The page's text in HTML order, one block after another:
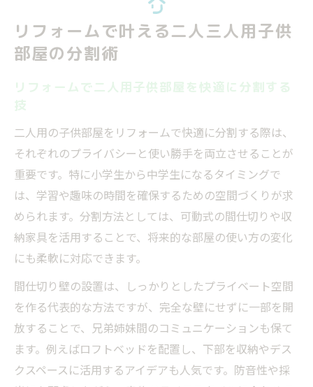
リフォームで叶える二人三人用子供
部屋の分割術
リフォームで二人用子供部屋を快適に分割する
技
二人用の子供部屋をリフォームで快適に分割する際は、
それぞれのプライバシーと使い勝手を両立させることが
重要です。特に小学生から中学生になるタイミングで
は、学習や趣味の時間を確保するための空間づくりが求
められます。分割方法としては、可動式の間仕切りや収
納家具を活用することで、将来的な部屋の使い方の変化
にも柔軟に対応できます。
間仕切り壁の設置は、しっかりとしたプライベート空間
を作る代表的な方法ですが、完全な壁にせずに一部を開
放することで、兄弟姉妹間のコミュニケーションも保て
ます。例えばロフトベッドを配置し、下部を収納やデス
クスペースに活用するアイデアも人気です。防音性や採